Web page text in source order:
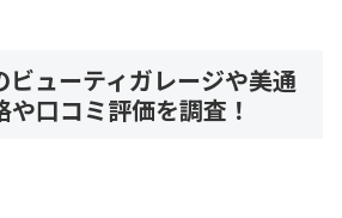
ビューティガレージや美通
口コミ評価を調査！